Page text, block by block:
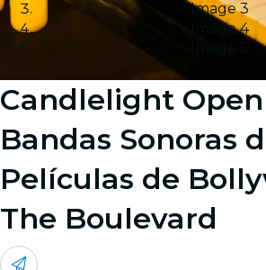
Image 3
Image 4
Image 5
Candlelight
Bandas Sonoras
Películas de
The Boulevard